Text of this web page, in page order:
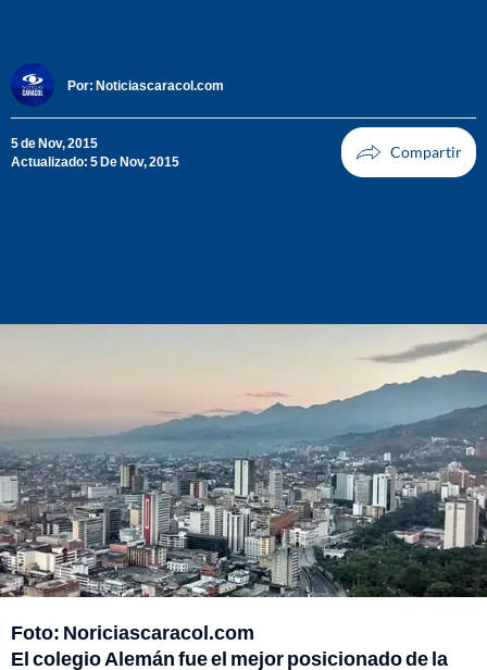
Por: Noticiascaracol.com
5 de Nov, 2015
Actualizado: 5 De Nov, 2015
Foto: Noriciascaracol.com
El colegio Alemán fue el mejor posicionado de la